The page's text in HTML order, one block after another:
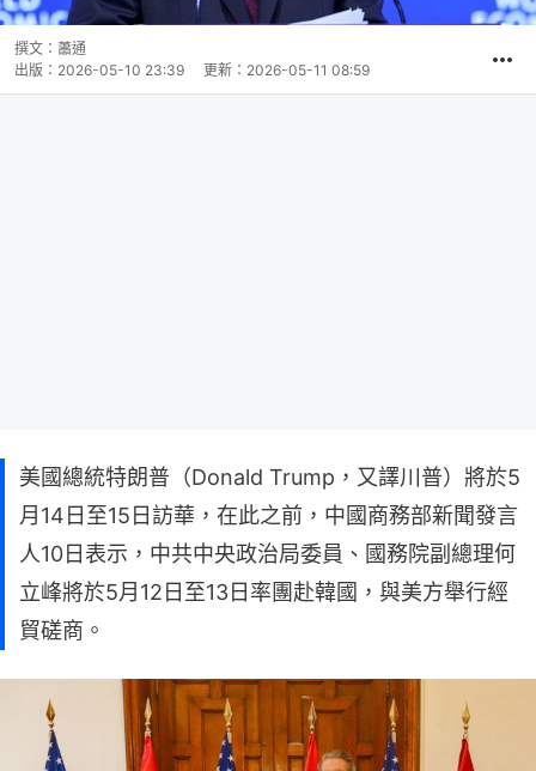
撰文： 蕭通
出版： 2026-05-10 23:39 更新： 2026-05-11 08:59
美國總統特朗普（Donald Trump，又譯川普）將於5
月14日至15日訪華，在此之前，中國商務部新聞發言
人10日表示，中共中央政治局委員、國務院副總理何
立峰將於5月12日至13日率團赴韓國，與美方舉行經
貿磋商。